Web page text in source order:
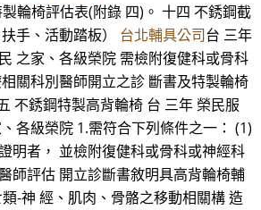
輪椅評估表(附錄 四)。 十四 不銹鋼截
手、活動踏板） 台北輔具公司台 三年
之家、各級榮院 需檢附復健科或骨科
關科別醫師開立之診 斷書及特製輪椅
不銹鋼特製高背輪椅 台 三年 榮民服
各級榮院 1.需符合下列條件之一： (1)
明者， 並檢附復健科或骨科或神經科
師評估 開立診斷書敘明具高背輪椅輔
-神 經、肌肉、骨骼之移動相關構 造